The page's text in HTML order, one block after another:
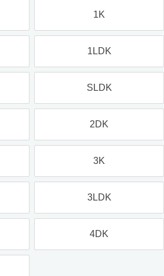
1K
1LDK
SLDK
2DK
3K
3LDK
4DK